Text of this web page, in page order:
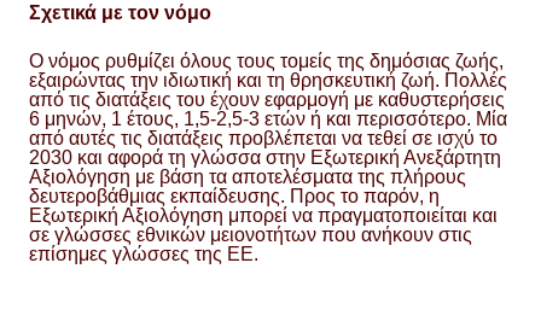
Σχετικά με τον νόμο
Ο νόμος ρυθμίζει όλους τους τομείς της δημόσιας ζωής,
εξαιρώντας την ιδιωτική και τη θρησκευτική ζωή. Πολλές
από τις διατάξεις του έχουν εφαρμογή με καθυστερήσεις
6 μηνών, 1 έτους, 1,5-2,5-3 ετών ή και περισσότερο. Μία
από αυτές τις διατάξεις προβλέπεται να τεθεί σε ισχύ το
2030 και αφορά τη γλώσσα στην Εξωτερική Ανεξάρτητη
Αξιολόγηση με βάση τα αποτελέσματα της πλήρους
δευτεροβάθμιας εκπαίδευσης. Προς το παρόν, η
Εξωτερική Αξιολόγηση μπορεί να πραγματοποιείται και
σε γλώσσες εθνικών μειονοτήτων που ανήκουν στις
επίσημες γλώσσες της ΕΕ.